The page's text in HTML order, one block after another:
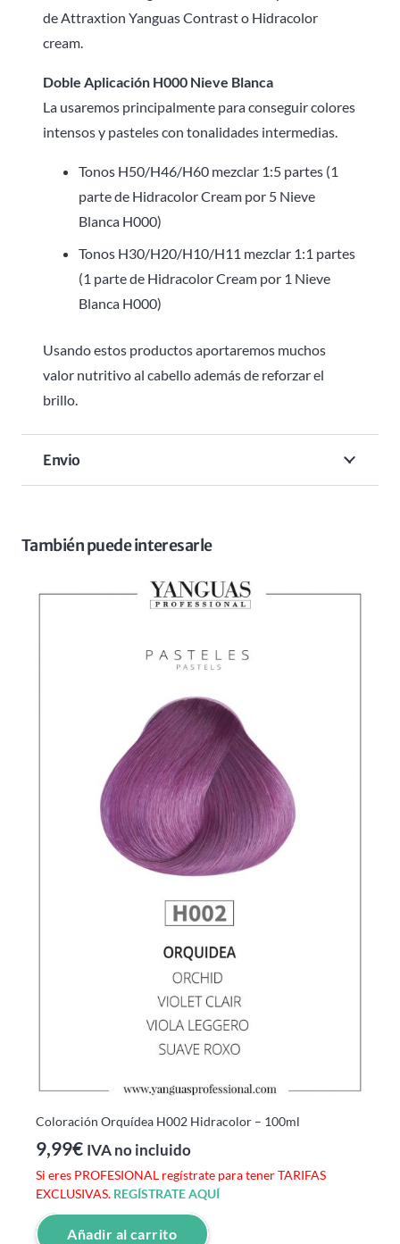
de Attraxtion Yanguas Contrast o Hidracolor
cream.
Doble Aplicación H000 Nieve Blanca
La usaremos principalmente para conseguir colores
intensos y pasteles con tonalidades intermedias.
Tonos H50/H46/H60 mezclar 1:5 partes (1
parte de Hidracolor Cream por 5 Nieve
Blanca H000)
Tonos H30/H20/H10/H11 mezclar 1:1 partes
(1 parte de Hidracolor Cream por 1 Nieve
Blanca H000)
Usando estos productos aportaremos muchos
valor nutritivo al cabello además de reforzar el
brillo.
Envio
También puede interesarle
Coloración Orquídea H002 Hidracolor – 100ml
9,99€ IVA no incluido
Si eres PROFESIONAL regístrate para tener TARIFAS
EXCLUSIVAS. REGÍSTRATE AQUÍ
Añadir al carrito